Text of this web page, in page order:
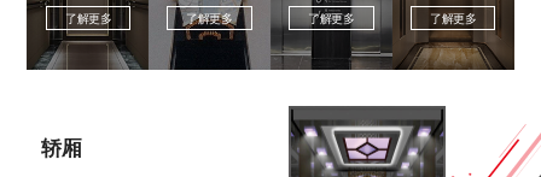
了解更多 了解更多 了解更多 了解更多
轿厢